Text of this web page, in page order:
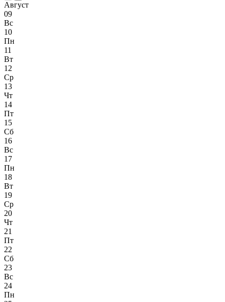
Август
09
Вс
10
Пн
11
Вт
12
Ср
13
Чт
14
Пт
15
Сб
16
Вс
17
Пн
18
Вт
19
Ср
20
Чт
21
Пт
22
Сб
23
Вс
24
Пн